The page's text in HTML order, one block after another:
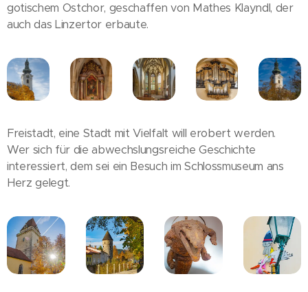
gotischem Ostchor, geschaffen von Mathes Klayndl, der
auch das Linzertor erbaute.
Freistadt, eine Stadt mit Vielfalt will erobert werden.
Wer sich für die abwechslungsreiche Geschichte
interessiert, dem sei ein Besuch im Schlossmuseum ans
Herz gelegt.